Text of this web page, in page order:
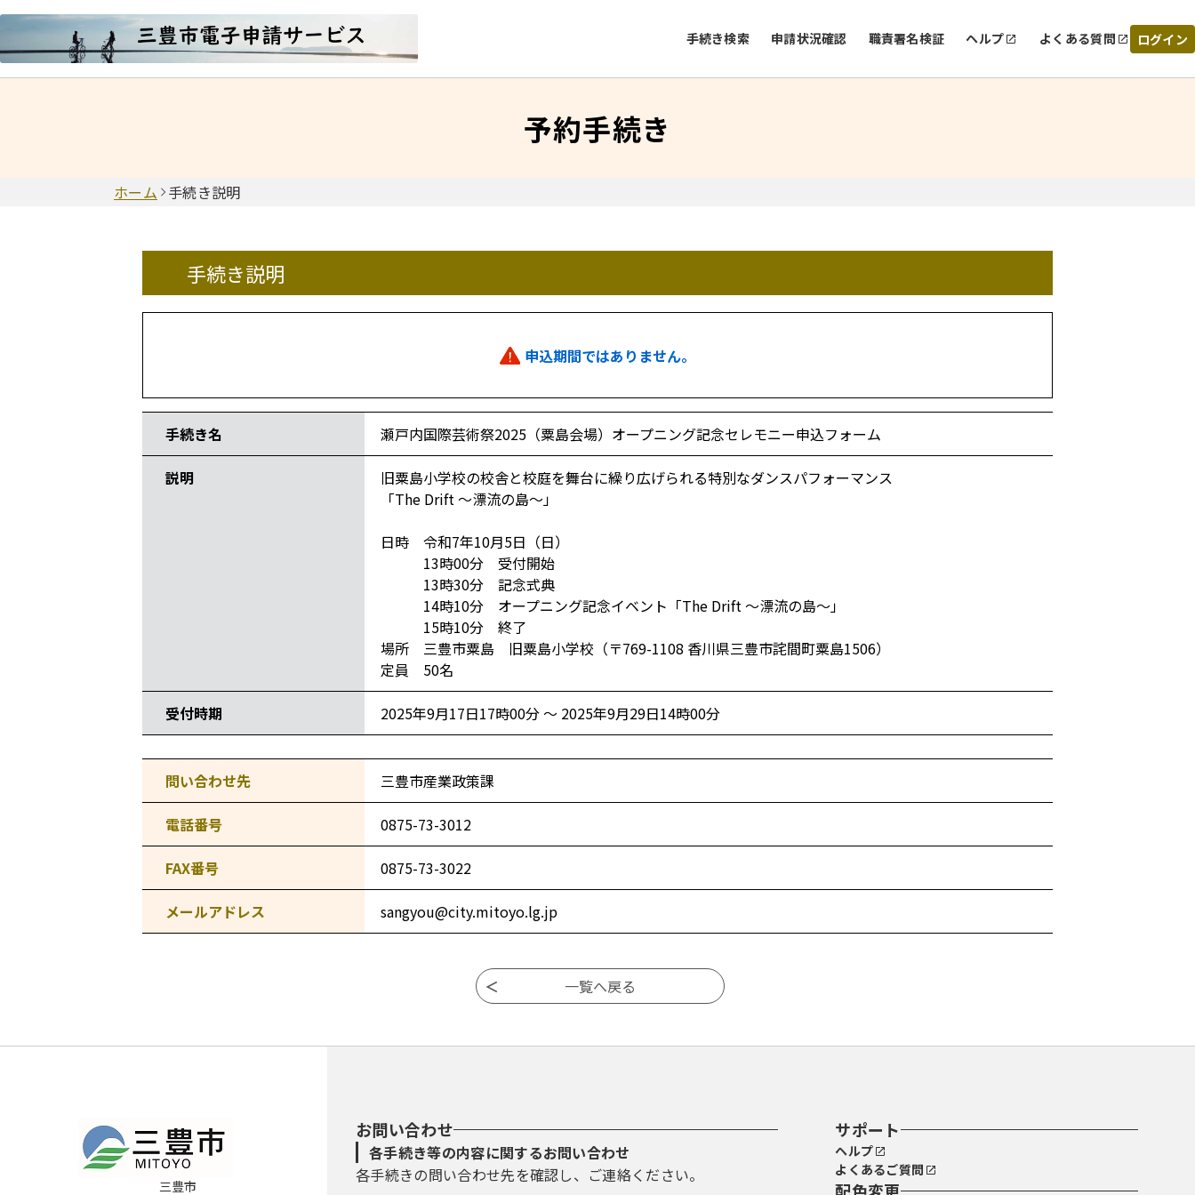
手続き検索 申請状況確認 職責署名検証 ヘルプ よくある質問 ログイン
予約手続き
ホーム 手続き説明
手続き説明
申込期間ではありません。
手続き名 瀬戸内国際芸術祭2025（粟島会場）オープニング記念セレモニー申込フォーム
説明
旧粟島小学校の校舎と校庭を舞台に繰り広げられる特別なダンスパフォーマンス
「The Drift ～漂流の島～」
日時 令和7年10月5日（日）
13時00分 受付開始
13時30分 記念式典
14時10分 オープニング記念イベント「The Drift ～漂流の島～」
15時10分 終了
場所 三豊市粟島 旧粟島小学校（〒769-1108 香川県三豊市詫間町粟島1506）
定員 50名
受付時期 2025年9月17日17時00分 ～ 2025年9月29日14時00分
問い合わせ先 三豊市産業政策課
電話番号 0875-73-3012
FAX番号 0875-73-3022
メールアドレス sangyou@city.mitoyo.lg.jp
三豊市
お問い合わせ
各手続き等の内容に関するお問い合わせ
各手続きの問い合わせ先を確認し、ご連絡ください。
サポート
ヘルプ
よくあるご質問